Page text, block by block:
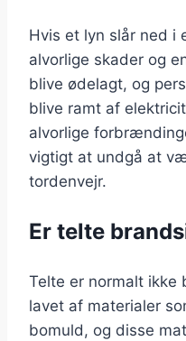
Hvis et lyn slår ned i
alvorlige skader og
blive ødelagt, og
blive ramt af
alvorlige
vigtigt at undgå at
tordenvejr.
Er telte
Telte er normalt ikke
lavet af materialer
bomuld, og disse